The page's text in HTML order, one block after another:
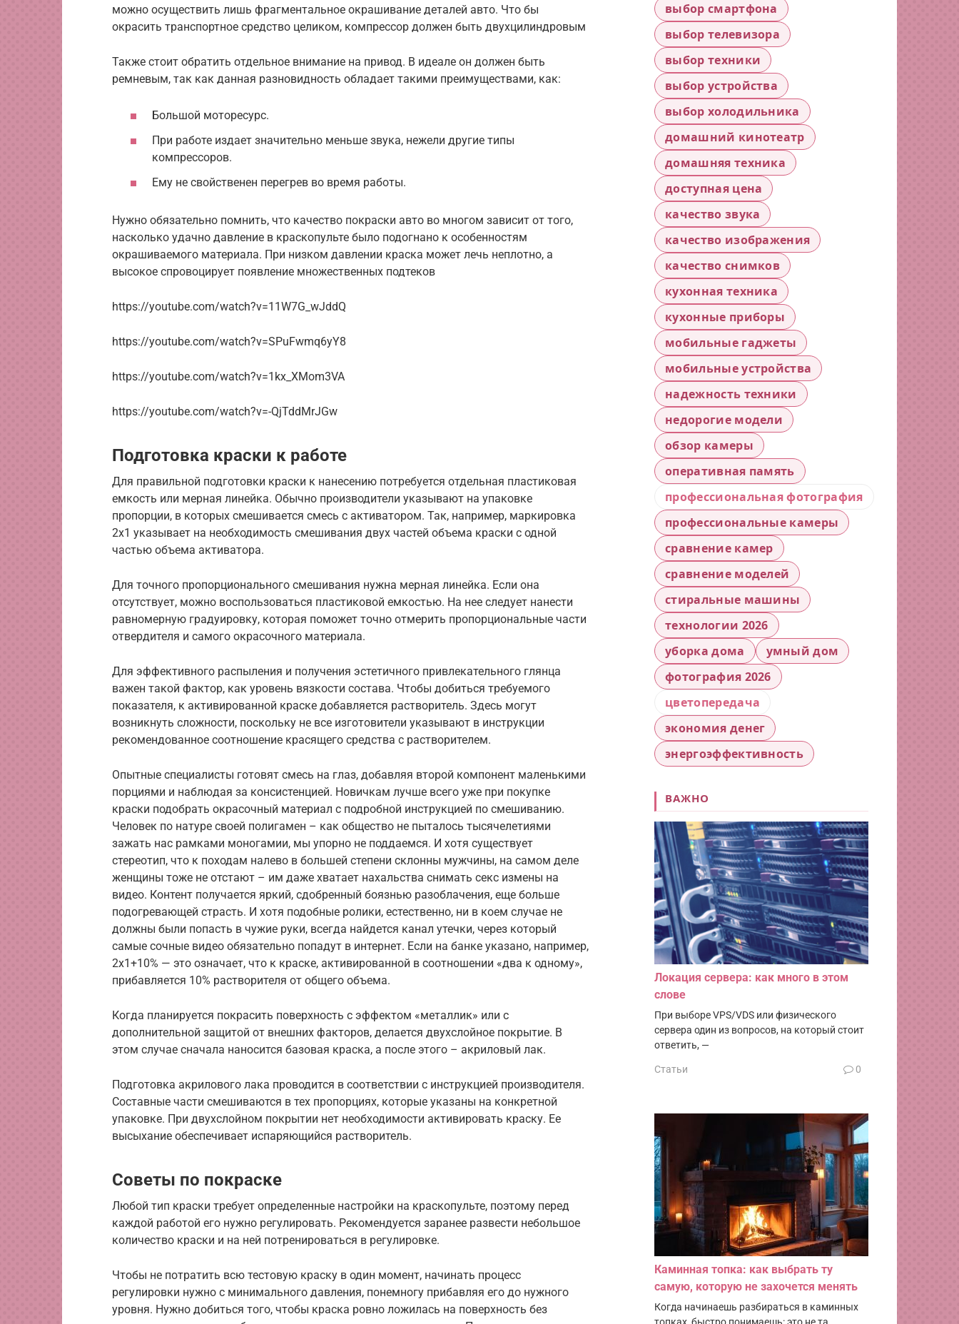
можно осуществить лишь фрагментальное окрашивание деталей авто. Что бы
окрасить транспортное средство целиком, компрессор должен быть двухцилиндровым
Также стоит обратить отдельное внимание на привод. В идеале он должен быть
ремневым, так как данная разновидность обладает такими преимуществами, как:
Большой моторесурс.
При работе издает значительно меньше звука, нежели другие типы
компрессоров.
Ему не свойственен перегрев во время работы.
Нужно обязательно помнить, что качество покраски авто во многом зависит от того,
насколько удачно давление в краскопульте было подогнано к особенностям
окрашиваемого материала. При низком давлении краска может лечь неплотно, а
высокое спровоцирует появление множественных подтеков
https://youtube.com/watch?v=11W7G_wJddQ
https://youtube.com/watch?v=SPuFwmq6yY8
https://youtube.com/watch?v=1kx_XMom3VA
https://youtube.com/watch?v=-QjTddMrJGw
Подготовка краски к работе
Для правильной подготовки краски к нанесению потребуется отдельная пластиковая
емкость или мерная линейка. Обычно производители указывают на упаковке
пропорции, в которых смешивается смесь с активатором. Так, например, маркировка
2х1 указывает на необходимость смешивания двух частей объема краски с одной
частью объема активатора.
Для точного пропорционального смешивания нужна мерная линейка. Если она
отсутствует, можно воспользоваться пластиковой емкостью. На нее следует нанести
равномерную градуировку, которая поможет точно отмерить пропорциональные части
отвердителя и самого окрасочного материала.
Для эффективного распыления и получения эстетичного привлекательного глянца
важен такой фактор, как уровень вязкости состава. Чтобы добиться требуемого
показателя, к активированной краске добавляется растворитель. Здесь могут
возникнуть сложности, поскольку не все изготовители указывают в инструкции
рекомендованное соотношение красящего средства с растворителем.
Опытные специалисты готовят смесь на глаз, добавляя второй компонент маленькими
порциями и наблюдая за консистенцией. Новичкам лучше всего уже при покупке
краски подобрать окрасочный материал с подробной инструкцией по смешиванию.
Человек по натуре своей полигамен – как общество не пыталось тысячелетиями
зажать нас рамками моногамии, мы упорно не поддаемся. И хотя существует
стереотип, что к походам налево в большей степени склонны мужчины, на самом деле
женщины тоже не отстают – им даже хватает нахальства снимать секс измены на
видео. Контент получается яркий, сдобренный боязнью разоблачения, еще больше
подогревающей страсть. И хотя подобные ролики, естественно, ни в коем случае не
должны были попасть в чужие руки, всегда найдется канал утечки, через который
самые сочные видео обязательно попадут в интернет. Если на банке указано, например,
2х1+10% — это означает, что к краске, активированной в соотношении «два к одному»,
прибавляется 10% растворителя от общего объема.
Когда планируется покрасить поверхность с эффектом «металлик» или с
дополнительной защитой от внешних факторов, делается двухслойное покрытие. В
этом случае сначала наносится базовая краска, а после этого – акриловый лак.
Подготовка акрилового лака проводится в соответствии с инструкцией производителя.
Составные части смешиваются в тех пропорциях, которые указаны на конкретной
упаковке. При двухслойном покрытии нет необходимости активировать краску. Ее
высыхание обеспечивает испаряющийся растворитель.
Советы по покраске
Любой тип краски требует определенные настройки на краскопульте, поэтому перед
каждой работой его нужно регулировать. Рекомендуется заранее развести небольшое
количество краски и на ней потренироваться в регулировке.
Чтобы не потратить всю тестовую краску в один момент, начинать процесс
регулировки нужно с минимального давления, понемногу прибавляя его до нужного
уровня. Нужно добиться того, чтобы краска ровно ложилась на поверхность без
выбор смартфона
выбор телевизора
выбор техники
выбор устройства
выбор холодильника
домашний кинотеатр
домашняя техника
доступная цена
качество звука
качество изображения
качество снимков
кухонная техника
кухонные приборы
мобильные гаджеты
мобильные устройства
надежность техники
недорогие модели
обзор камеры
оперативная память
профессиональная фотография
профессиональные камеры
сравнение камер
сравнение моделей
стиральные машины
технологии 2026
уборка дома
умный дом
фотография 2026
цветопередача
экономия денег
энергоэффективность
ВАЖНО
Локация сервера: как много в этом
слове
При выборе VPS/VDS или физического
сервера один из вопросов, на который стоит
ответить, —
Статьи 0
Каминная топка: как выбрать ту
самую, которую не захочется менять
Когда начинаешь разбираться в каминных